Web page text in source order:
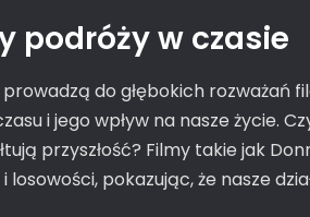
podróży w czasie
do głębokich rozważań
i jego wpływ na nasze życie.
przyszłość? Filmy takie jak
pokazując, że nasze